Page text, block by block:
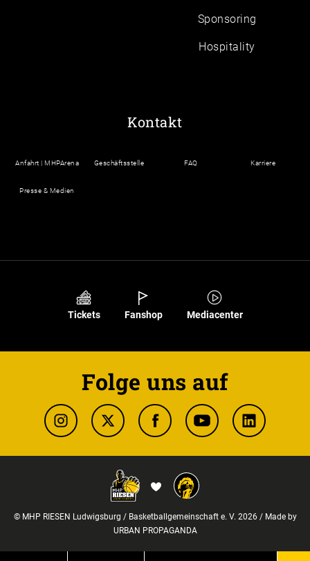
Sponsoring
Hospitality
Kontakt
Anfahrt | MHPArena Geschäftsstelle FAQ Karriere
Presse & Medien
Tickets Fanshop Mediacenter
Folge uns auf
© MHP RIESEN Ludwigsburg / Basketballgemeinschaft e. V. 2026 / Made by
URBAN PROPAGANDA